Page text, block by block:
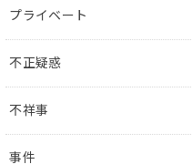
プライベート
不正疑惑
不祥事
事件